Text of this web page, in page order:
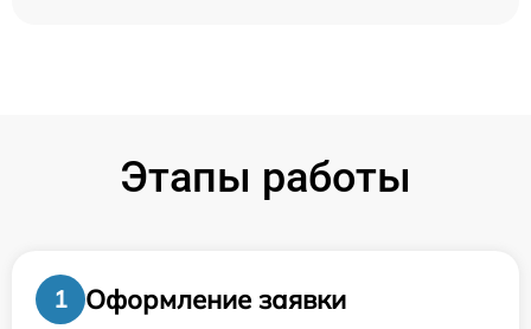
Этапы работы
1
Оформление заявки